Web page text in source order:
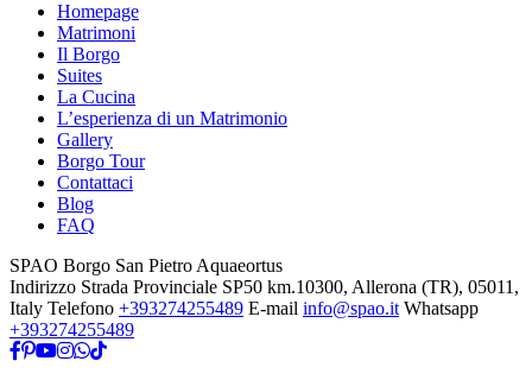
Homepage
Matrimoni
Il Borgo
Suites
La Cucina
L’esperienza di un Matrimonio
Gallery
Borgo Tour
Contattaci
Blog
FAQ
SPAO Borgo San Pietro Aquaeortus
Indirizzo Strada Provinciale SP50 km.10300, Allerona (TR), 05011,
Italy Telefono +393274255489 E-mail info@spao.it Whatsapp
+393274255489